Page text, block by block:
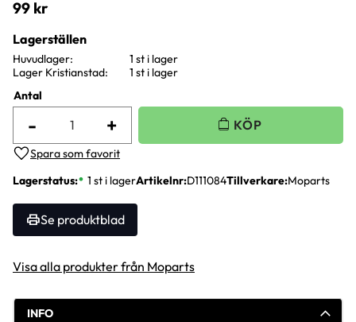
99 kr
Antal
+
-
Lägg till i favoriter
Lagerstatus 1 st i lagerArtikelnr D111084Tillverkare Moparts
Se produktblad
Lagerställen
Huvudlager
1 st i lager
Lager Kristianstad
1 st i lager
Visa alla produkter från Moparts
INFO